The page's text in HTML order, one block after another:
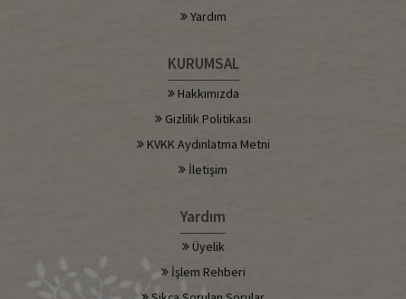
Yardım
KURUMSAL
Hakkımızda
Gizlilik Politikası
KVKK Aydınlatma Metni
İletişim
Yardım
Üyelik
İşlem Rehberi